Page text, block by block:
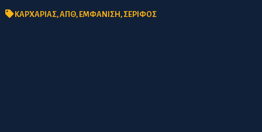
ΚΑΡΧΑΡΙΑΣ,ΑΠΘ, ΕΜΦΑΝΙΣΗ, ΣΕΡΙΦΟΣ